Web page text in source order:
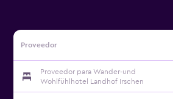
Proveedor
Proveedor para Wander-und
Wohlfühlhotel Landhof Irschen